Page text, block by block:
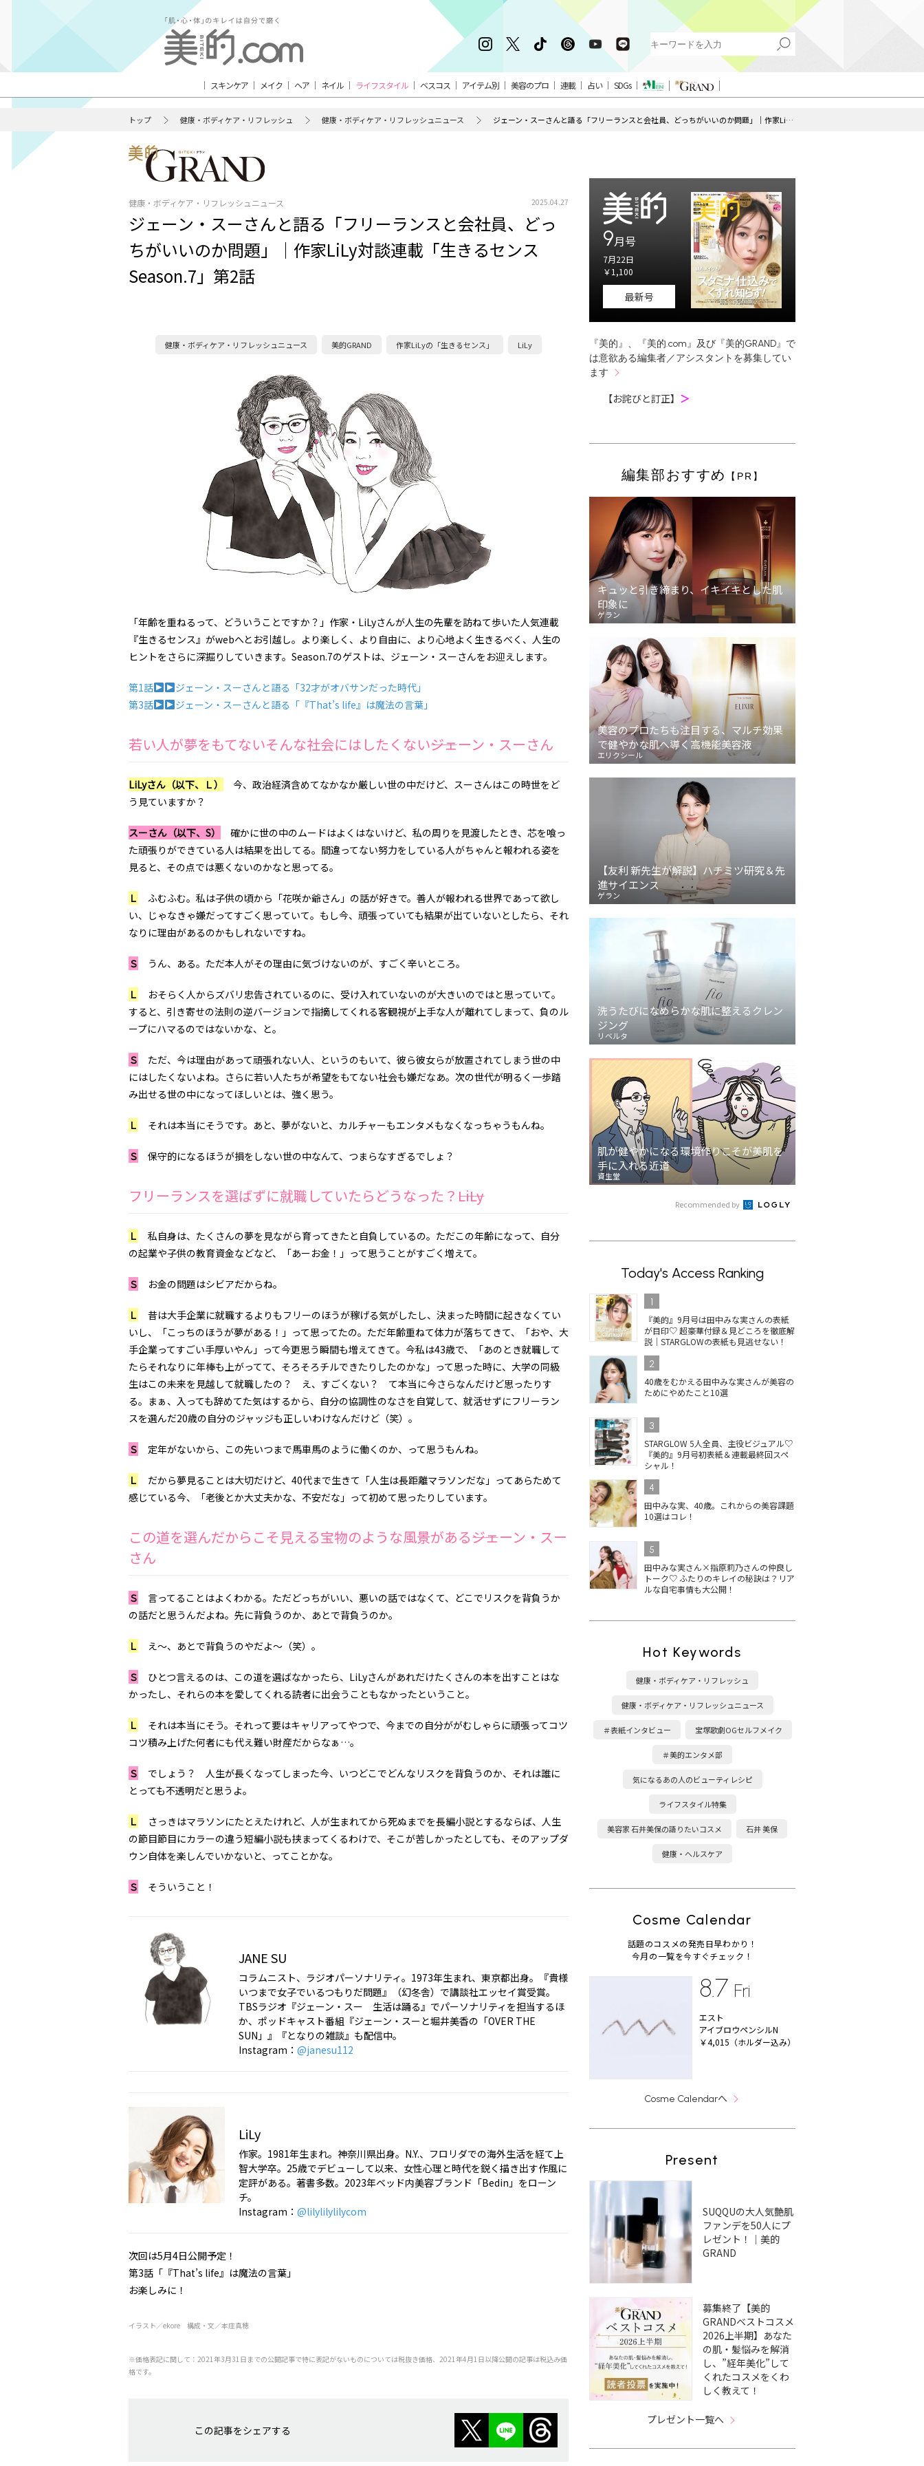
スキンケア メイク ヘア ネイル ライフスタイル ベスコス アイテム別 美容のプロ 連載 占い SDGs
トップ 健康・ボディケア・リフレッシュ 健康・ボディケア・リフレッシュニュース ジェーン・スーさんと語る「フリーランスと会社員、どっちがいいのか問題」｜作家LiLy対談連載「生きるセンス Season.7」第2話
健康・ボディケア・リフレッシュニュース 2025.04.27
ジェーン・スーさんと語る「フリーランスと会社員、どっ
ちがいいのか問題」｜作家LiLy対談連載「生きるセンス
Season.7」第2話
健康・ボディケア・リフレッシュニュース 美的GRAND 作家LiLyの「生きるセンス」 LiLy
「年齢を重ねるって、どういうことですか？」作家・LiLyさんが人生の先輩を訪ねて歩いた人気連載
『生きるセンス』がwebへとお引越し。より楽しく、より自由に、より心地よく生きるべく、人生の
ヒントをさらに深掘りしていきます。Season.7のゲストは、ジェーン・スーさんをお迎えします。
第1話
ジェーン・スーさんと語る「32才がオバサンだった時代」
第3話
ジェーン・スーさんと語る「『That’s life』は魔法の言葉」
若い人が夢をもてないそんな社会にはしたくない――ジェーン・スーさん
LiLyさん（以下、Ｌ）
今、政治経済含めてなかなか厳しい世の中だけど、スーさんはこの時世をど
う見ていますか？
スーさん（以下、S）
確かに世の中のムードはよくはないけど、私の周りを見渡したとき、芯を喰っ
た頑張りができている人は結果を出してる。間違ってない努力をしている人がちゃんと報われる姿を
見ると、その点では悪くないのかなと思ってる。
Ｌ
ふむふむ。私は子供の頃から「花咲か爺さん」の話が好きで。善人が報われる世界であって欲し
い、じゃなきゃ嫌だってすごく思っていて。もし今、頑張っていても結果が出ていないとしたら、それ
なりに理由があるのかもしれないですね。
Ｓ うん、ある。ただ本人がその理由に気づけないのが、すごく辛いところ。
Ｌ
おそらく人からズバリ忠告されているのに、受け入れていないのが大きいのではと思っていて。
すると、引き寄せの法則の逆バージョンで指摘してくれる客観視が上手な人が離れてしまって、負のル
ープにハマるのではないかな、と。
Ｓ ただ、今は理由があって頑張れない人、というのもいて、彼ら彼女らが放置されてしまう世の中
にはしたくないよね。さらに若い人たちが希望をもてない社会も嫌だなあ。次の世代が明るく一歩踏
み出せる世の中になってほしいとは、強く思う。
Ｌ それは本当にそうです。あと、夢がないと、カルチャーもエンタメもなくなっちゃうもんね。
Ｓ 保守的になるほうが損をしない世の中なんて、つまらなすぎるでしょ？
フリーランスを選ばずに就職していたらどうなった？――LiLy
Ｌ
私自身は、たくさんの夢を見ながら育ってきたと自負しているの。ただこの年齢になって、自分
の起業や子供の教育資金などなど、「あーお金！」って思うことがすごく増えて。
Ｓ お金の問題はシビアだからね。
Ｌ
昔は大手企業に就職するよりもフリーのほうが稼げる気がしたし、決まった時間に起きなくてい
いし、「こっちのほうが夢がある！」って思ってたの。ただ年齢重ねて体力が落ちてきて、「おや、大
手企業ってすごい手厚いやん」って今更思う瞬間も増えてきて。今私は43歳で、「あのとき就職して
たらそれなりに年棒も上がってて、そろそろチルできたりしたのかな」って思った時に、大学の同級
生はこの未来を見越して就職したの？ え、すごくない？ て本当に今さらなんだけど思ったりす
る。まぁ、入っても辞めてた気はするから、自分の協調性のなさを自覚して、就活せずにフリーラン
スを選んだ20歳の自分のジャッジも正しいわけなんだけど（笑）。
Ｓ 定年がないから、この先いつまで馬車馬のように働くのか、って思うもんね。
Ｌ
だから夢見ることは大切だけど、40代まで生きて「人生は長距離マラソンだな」ってあらためて
感じている今、「老後とか大丈夫かな、不安だな」って初めて思ったりしています。
この道を選んだからこそ見える宝物のような風景がある――ジェーン・スー
さん
Ｓ 言ってることはよくわかる。ただどっちがいい、悪いの話ではなくて、どこでリスクを背負うか
の話だと思うんだよね。先に背負うのか、あとで背負うのか。
Ｌ え〜、あとで背負うのやだよ〜（笑）。
Ｓ ひとつ言えるのは、この道を選ばなかったら、LiLyさんがあれだけたくさんの本を出すことはな
かったし、それらの本を愛してくれる読者に出会うこともなかったということ。
Ｌ
それは本当にそう。それって要はキャリアってやつで、今までの自分ががむしゃらに頑張ってコツ
コツ積み上げた何者にも代え難い財産だからなぁ…。
Ｓ でしょう？ 人生が長くなってしまった今、いつどこでどんなリスクを背負うのか、それは誰に
とっても不透明だと思うよ。
Ｌ
さっきはマラソンにたとえたけれど、人が生まれてから死ぬまでを長編小説とするならば、人生
の節目節目にカラーの違う短編小説も挟まってくるわけで、そこが苦しかったとしても、そのアップダ
ウン自体を楽しんでいかないと、ってことかな。
Ｓ そういうこと！
JANE SU
コラムニスト、ラジオパーソナリティ。1973年生まれ、東京都出身。『貴様
いつまで女子でいるつもりだ問題』（幻冬舎）で講談社エッセイ賞受賞。
TBSラジオ『ジェーン・スー 生活は踊る』でパーソナリティを担当するほ
か、ポッドキャスト番組『ジェーン・スーと堀井美香の「OVER THE
SUN」』『となりの雑談』も配信中。
Instagram： @janesu112
LiLy
作家。1981年生まれ。神奈川県出身。N.Y.、フロリダでの海外生活を経て上
智大学卒。25歳でデビューして以来、女性心理と時代を鋭く描き出す作風に
定評がある。著書多数。2023年ベッド内美容ブランド「Bedin」をローン
チ。
Instagram： @lilylilylilycom
次回は5月4日公開予定！
第3話「『That’s life』は魔法の言葉」
お楽しみに！
イラスト／ekore 構成・文／本庄真穂
※価格表記に関して：2021年3月31日までの公開記事で特に表記がないものについては税抜き価格、2021年4月1日以降公開の記事は税込み価
格です。
この記事をシェアする
9月号
7月22日
￥1,100
最新号
『美的』、『美的.com』及び『美的GRAND』で
は意欲ある編集者／アシスタントを募集してい
ます
【お詫びと訂正】 ＞
編集部おすすめ 【PR】
キュッと引き締まり、イキイキとした肌
印象に
ゲラン
美容のプロたちも注目する、マルチ効果
で健やかな肌へ導く高機能美容液
エリクシール
【友利 新先生が解説】ハチミツ研究＆先
進サイエンス
ゲラン
洗うたびになめらかな肌に整えるクレン
ジング
リベルタ
肌が健やかになる環境作りこそが美肌を
手に入れる近道
資生堂
Recommended by
Today's Access Ranking
1
『美的』9月号は田中みな実さんの表紙
が目印♡ 超豪華付録＆見どころを徹底解
説｜STARGLOWの表紙も見逃せない！
2
40歳をむかえる田中みな実さんが美容の
ためにやめたこと10選
3
STARGLOW 5人全員、主役ビジュアル♡
『美的』9月号初表紙＆連載最終回スペ
シャル！
4
田中みな実、40歳。これからの美容課題
10選はコレ！
5
田中みな実さん×指原莉乃さんの仲良し
トーク♡ ふたりのキレイの秘訣は？リア
ルな自宅事情も大公開！
Hot Keywords
健康・ボディケア・リフレッシュ
健康・ボディケア・リフレッシュニュース
＃表紙インタビュー 宝塚歌劇OGセルフメイク
＃美的エンタメ部
気になるあの人のビューティレシピ
ライフスタイル特集
美容家 石井美保の語りたいコスメ 石井 美保
健康・ヘルスケア
Cosme Calendar
話題のコスメの発売日早わかり！
今月の一覧を今すぐチェック！
8.7 Fri
エスト
アイブロウペンシルN
￥4,015（ホルダー込み）
Cosme Calendarへ
Present
SUQQUの大人気艶肌
ファンデを50人にプ
レゼント！｜美的
GRAND
募集終了【美的
GRANDベストコスメ
2026上半期】あなた
の肌・髪悩みを解消
し、”経年美化”して
くれたコスメをくわ
しく教えて！
プレゼント一覧へ